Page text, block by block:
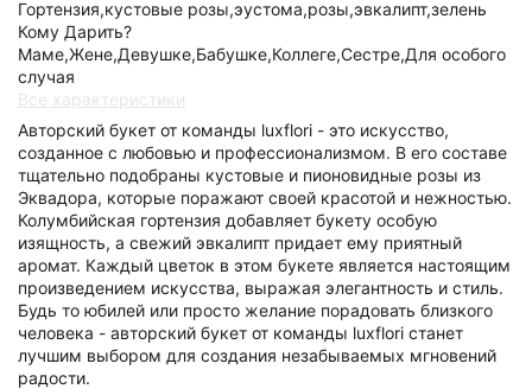
Гортензия,кустовые розы,эустома,розы,эвкалипт,зелень
Кому Дарить?
Маме,Жене,Девушке,Бабушке,Коллеге,Сестре,Для особого
случая
Все характеристики
Авторский букет от команды luxflori - это искусство,
созданное с любовью и профессионализмом. В его составе
тщательно подобраны кустовые и пионовидные розы из
Эквадора, которые поражают своей красотой и нежностью.
Колумбийская гортензия добавляет букету особую
изящность, а свежий эвкалипт придает ему приятный
аромат. Каждый цветок в этом букете является настоящим
произведением искусства, выражая элегантность и стиль.
Будь то юбилей или просто желание порадовать близкого
человека - авторский букет от команды luxflori станет
лучшим выбором для создания незабываемых мгновений
радости.